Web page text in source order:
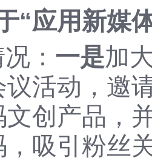
“应用新媒
： 一是加
活动，邀
创产品，
，吸引粉丝